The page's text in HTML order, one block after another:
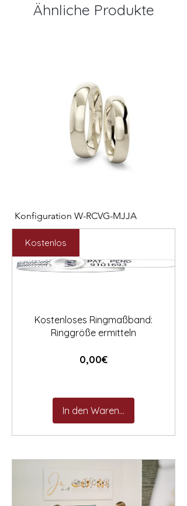
Ähnliche Produkte
Konfiguration W-RCVG-MJJA
Preis
2.531,00 €
Preis
Kostenlos
Kostenloses Ringmaßband:
Ringgröße ermitteln
0,00€Preis
In den Warenkorb